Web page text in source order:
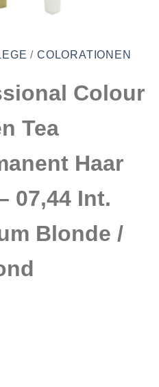
/ COLORATIONEN
Colour
Tea
Haar
07,44 Int.
Blonde /